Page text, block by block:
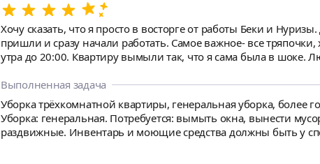
Хочу сказать, что я просто в восторге от работы Беки и
пришли и сразу начали работать. Самое важное- все
утра до 20:00. Квартиру вымыли так, что я сама была в шоке.
заплатила даже больше! Очень ценно, когда люди так
аккаунт, если правда хотите видеть генеральную уборку!
Выполненная задача
Уборка трёхкомнатной квартиры, генеральная уборка, более
Уборка: генеральная. Потребуется: вымыть окна, вынести
раздвижные. Инвентарь и моющие средства должны быть у